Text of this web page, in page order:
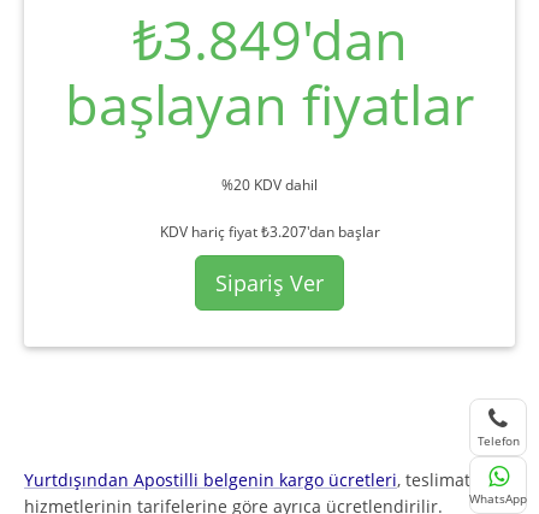
₺3.849'dan
başlayan fiyatlar
%20 KDV dahil
KDV hariç fiyat ₺3.207'dan başlar
Sipariş Ver
Yurtdışından Apostilli belgenin kargo ücretleri, teslimat
hizmetlerinin tarifelerine göre ayrıca ücretlendirilir.
Telefon
WhatsApp